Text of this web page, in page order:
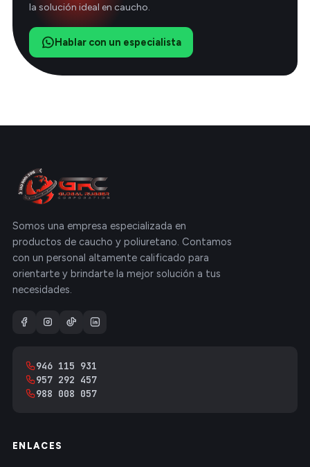
la solución ideal en caucho.
Hablar con un especialista
Somos una empresa especializada en
productos de caucho y poliuretano. Contamos
con un personal altamente calificado para
orientarte y brindarte la mejor solución a tus
necesidades.
946 115 931
957 292 457
988 008 057
ENLACES